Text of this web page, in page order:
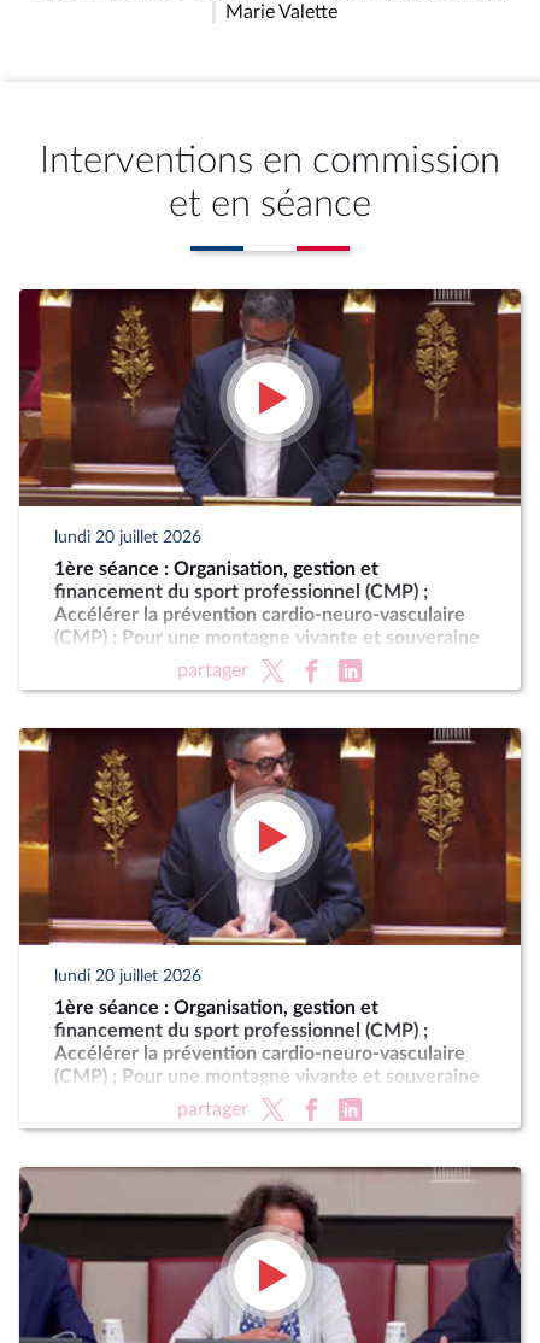
Marie Valette
Interventions en commission
et en séance
lundi 20 juillet 2026
1ère séance : Organisation, gestion et
financement du sport professionnel (CMP) ;
Accélérer la prévention cardio-neuro-vasculaire
(CMP) ; Pour une montagne vivante et souveraine
partager
lundi 20 juillet 2026
1ère séance : Organisation, gestion et
financement du sport professionnel (CMP) ;
Accélérer la prévention cardio-neuro-vasculaire
(CMP) ; Pour une montagne vivante et souveraine
partager